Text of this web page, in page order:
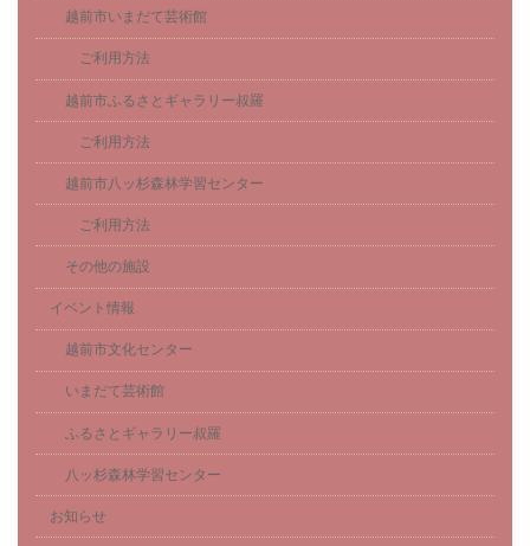
越前市いまだて芸術館
ご利用方法
越前市ふるさとギャラリー叔羅
ご利用方法
越前市八ッ杉森林学習センター
ご利用方法
その他の施設
イベント情報
越前市文化センター
いまだて芸術館
ふるさとギャラリー叔羅
八ッ杉森林学習センター
お知らせ